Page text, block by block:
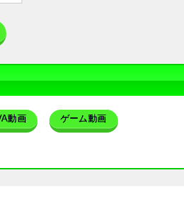
動画 ゲーム動画